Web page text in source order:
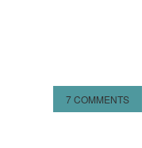
7 COMMENTS